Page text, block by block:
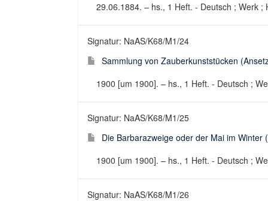
29.06.1884. – hs., 1 Heft. - Deutsch ; Werk ;
Signatur: NaAS/K68/M1/24
Sammlung von Zauberkunststücken
1900 [um 1900]. – hs., 1 Heft. - Deutsch ;
Signatur: NaAS/K68/M1/25
Die Barbarazweige oder der Mai im Winter
1900 [um 1900]. – hs., 1 Heft. - Deutsch ;
Signatur: NaAS/K68/M1/26